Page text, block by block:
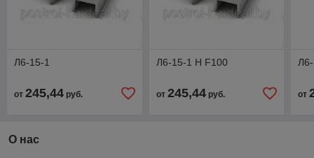
Л6-15-1
от 245,44 руб.
Л6-15-1 H F100
от 245,44руб. от
О нас